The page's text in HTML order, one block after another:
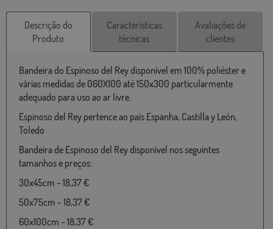
Descrição do
Produto
Características
técnicas
Avaliações de
clientes
Bandeira do Espinoso del Rey disponível em 100% poliéster e
várias medidas de 060X100 até 150x300 particularmente
adequado para uso ao ar livre.
Espinoso del Rey pertence ao país Espanha, Castilla y León,
Toledo
Bandeira de Espinoso del Rey disponível nos seguintes
tamanhos e preços:
30x45cm - 18,37 €
50x75cm - 18,37 €
60x100cm - 18,37 €